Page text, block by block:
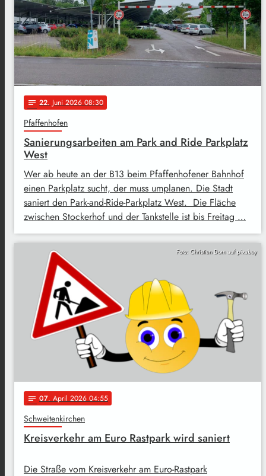
notes 22. Juni 2026 08:30
Pfaffenhofen
Sanierungsarbeiten am Park and Ride Parkplatz
West
Wer ab heute an der B13 beim Pfaffenhofener Bahnhof
einen Parkplatz sucht, der muss umplanen. Die Stadt
saniert den Park-and-Ride-Parkplatz West. Die Fläche
zwischen Stockerhof und der Tankstelle ist bis Freitag …
Foto: Christian Dorn auf pixabay
notes 07. April 2026 04:55
Schweitenkirchen
Kreisverkehr am Euro Rastpark wird saniert
Die Straße vom Kreisverkehr am Euro-Rastpark